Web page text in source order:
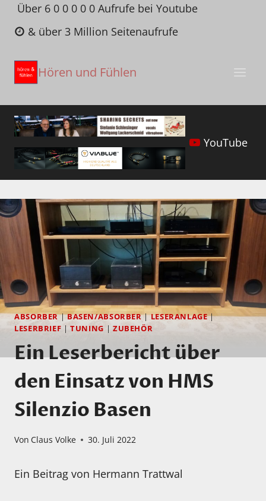
Zum
Inhalt
springen
Über 6 0 0 0 0 0 Aufrufe bei Youtube
& über 3 Million Seitenaufrufe
Hören und Fühlen
YouTube
ABSORBER|BASEN/ABSORBER|LESERANLAGE|
LESERBRIEF |TUNING | ZUBEHÖR
Ein Leserbericht über
den Einsatz von HMS
Silenzio Basen
Von Claus Volke 30. Juli 2022
Ein Beitrag von Hermann Trattwal